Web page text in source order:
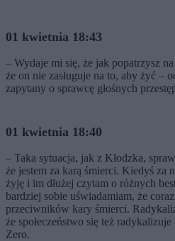
01 kwietnia 18:43
– Wydaje mi się, że jak popatrzysz
że on nie zasługuje na to, aby żyć –
zapytany o sprawcę głośnych
01 kwietnia 18:40
– Taka sytuacja, jak z Kłodzka,
że jestem za karą śmierci. Kiedyś za
żyję i im dłużej czytam o różnych
bardziej sobie uświadamiam, że
przeciwników kary śmierci.
że społeczeństwo się też radykalizuje
Zero.